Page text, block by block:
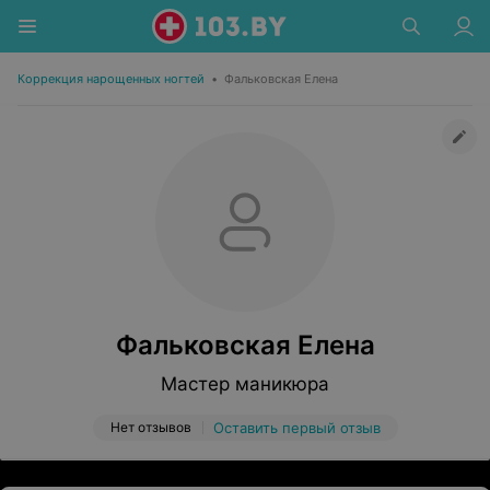
Коррекция нарощенных ногтей • Фальковская Елена
Фальковская Елена
Мастер маникюра
Нет отзывов Оставить первый отзыв